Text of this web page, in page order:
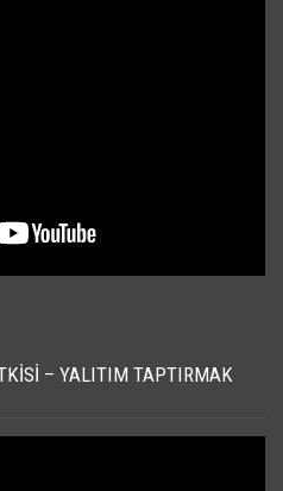
– YALITIM TAPTIRMAK